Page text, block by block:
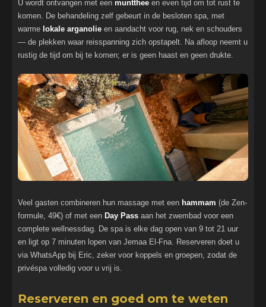
U wordt ontvangen met een muntthee en even tijd om tot rust te
komen. De behandeling zelf gebeurt in de besloten spa, met
warme lokale arganolie en aandacht voor rug, nek en schouders
— de plekken waar reisspanning zich opstapelt. Na afloop neemt u
rustig de tijd om bij te komen; er is geen haast en geen drukte.
Veel gasten combineren hun massage met een hammam (de Zen-
formule, 49€) of met een Day Pass aan het zwembad voor een
complete wellnessdag. De spa is elke dag open van 9 tot 21 uur
en ligt op 7 minuten lopen van Jemaa El-Fna. Reserveren doet u
via WhatsApp bij Eric, zeker voor koppels en groepen, zodat de
privéspa volledig voor u vrij is.
Reserveren en goed om te weten